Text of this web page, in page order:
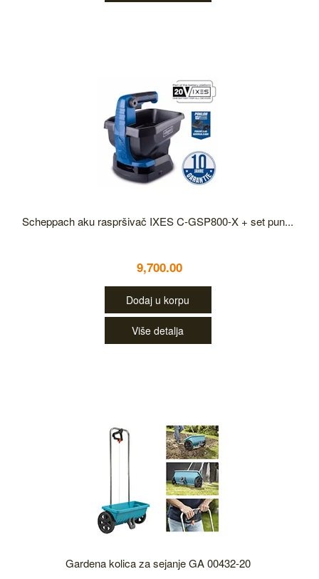
Scheppach aku raspršivač IXES C-GSP800-X + set pun...
9,700.00
Dodaj u korpu
Više detalja
Gardena kolica za sejanje GA 00432-20